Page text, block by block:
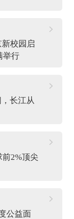
校园启
举行
长江从
2%顶尖
公益面